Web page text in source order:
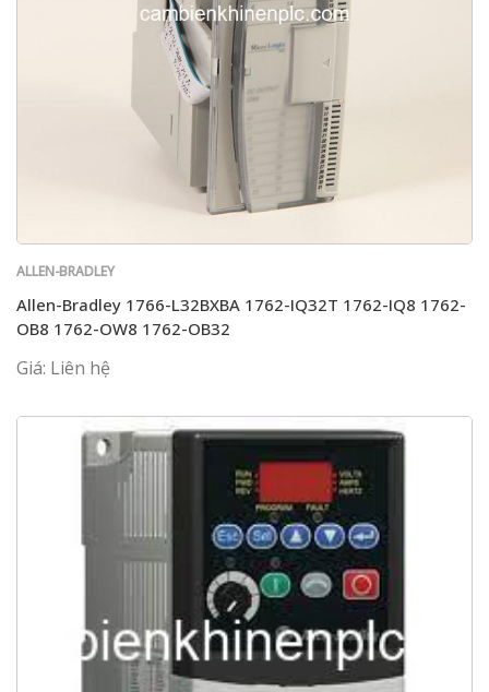
ALLEN-BRADLEY
Allen-Bradley 1766-L32BXBA 1762-IQ32T 1762-IQ8 1762-
OB8 1762-OW8 1762-OB32
Giá: Liên hệ